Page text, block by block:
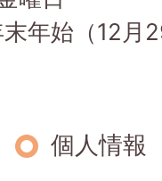
年始（12月
個人情報